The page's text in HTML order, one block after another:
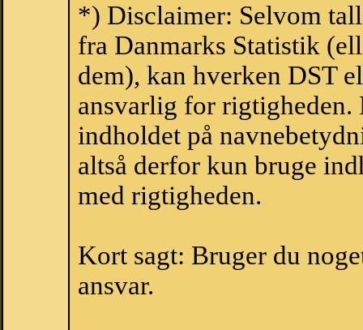
*) Disclaimer: Selvom
fra Danmarks Statistik
dem), kan hverken DST
ansvarlig for
indholdet på
altså derfor kun bruge
med rigtigheden.
Kort sagt: Bruger du
ansvar.